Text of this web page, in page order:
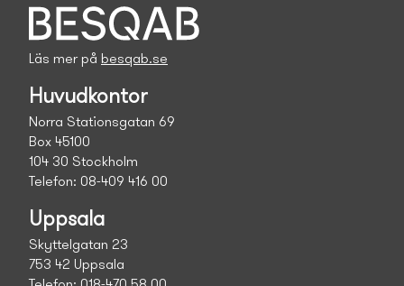
Läs mer på besqab.se
Huvudkontor
Norra Stationsgatan 69
Box 45100
104 30 Stockholm
Telefon: 08-409 416 00
Uppsala
Skyttelgatan 23
753 42 Uppsala